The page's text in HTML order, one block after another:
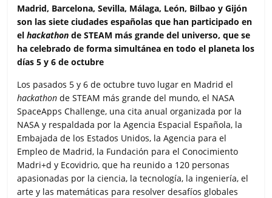
c
e
b
o
o
k
t
t
e
r
a
t
s
A
p
a
i
l
m
p
a
r
i
r
Madrid, Barcelona, Sevilla, Málaga, León, Bilbao y Gijón
son las siete ciudades españolas que han participado en
elhackathon de STEAM más grande del universo, que se
ha celebrado de forma simultánea en todo el planeta los
días 5 y 6 de octubre
Los pasados 5 y 6 de octubre tuvo lugar en Madrid el
hackathon de STEAM más grande del mundo, el NASA
SpaceApps Challenge, una cita anual organizada por la
NASA y respaldada por la Agencia Espacial Española, la
Embajada de los Estados Unidos, la Agencia para el
Empleo de Madrid, la Fundación para el Conocimiento
Madri+d y Ecovidrio, que ha reunido a 120 personas
apasionadas por la ciencia, la tecnología, la ingeniería, el
arte y las matemáticas para resolver desafíos globales